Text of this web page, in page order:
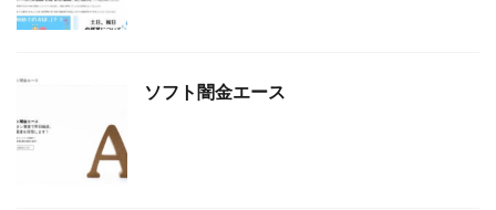
ソフト闇金エース